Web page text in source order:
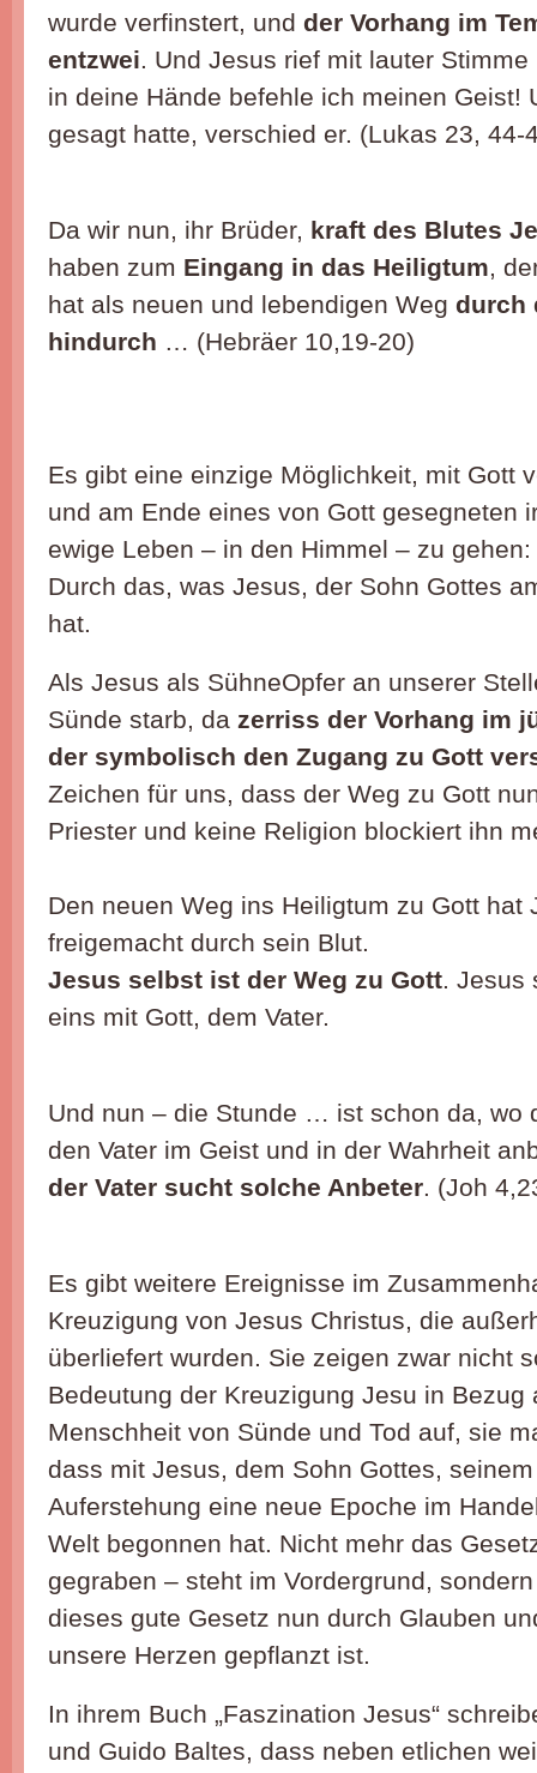
wurde verfinstert, und der Vorhang im
entzwei. Und Jesus rief mit lauter Stimme
in deine Hände befehle ich meinen Geist!
gesagt hatte, verschied er. (Lukas 23, 44-
Da wir nun, ihr Brüder, kraft des Blutes
haben zum Eingang in das Heiligtum,
hat als neuen und lebendigen Weg durch
hindurch … (Hebräer 10,19-20)
Es gibt eine einzige Möglichkeit, mit Gott
und am Ende eines von Gott gesegneten
ewige Leben – in den Himmel – zu gehen:
Durch das, was Jesus, der Sohn Gottes
hat.
Als Jesus als SühneOpfer an unserer
Sünde starb, da zerriss der Vorhang im
der symbolisch den Zugang zu Gott
Zeichen für uns, dass der Weg zu Gott
Priester und keine Religion blockiert ihn
Den neuen Weg ins Heiligtum zu Gott hat
freigemacht durch sein Blut.
Jesus selbst ist der Weg zu Gott. Jesus
eins mit Gott, dem Vater.
Und nun – die Stunde … ist schon da, wo
den Vater im Geist und in der Wahrheit
der Vater sucht solche Anbeter. (Joh
Es gibt weitere Ereignisse im
Kreuzigung von Jesus Christus, die
überliefert wurden. Sie zeigen zwar nicht
Bedeutung der Kreuzigung Jesu in Bezug
Menschheit von Sünde und Tod auf, sie
dass mit Jesus, dem Sohn Gottes,
Auferstehung eine neue Epoche im
Welt begonnen hat. Nicht mehr das
gegraben – steht im Vordergrund,
dieses gute Gesetz nun durch Glauben
unsere Herzen gepflanzt ist.
In ihrem Buch „Faszination Jesus“
und Guido Baltes, dass neben etlichen